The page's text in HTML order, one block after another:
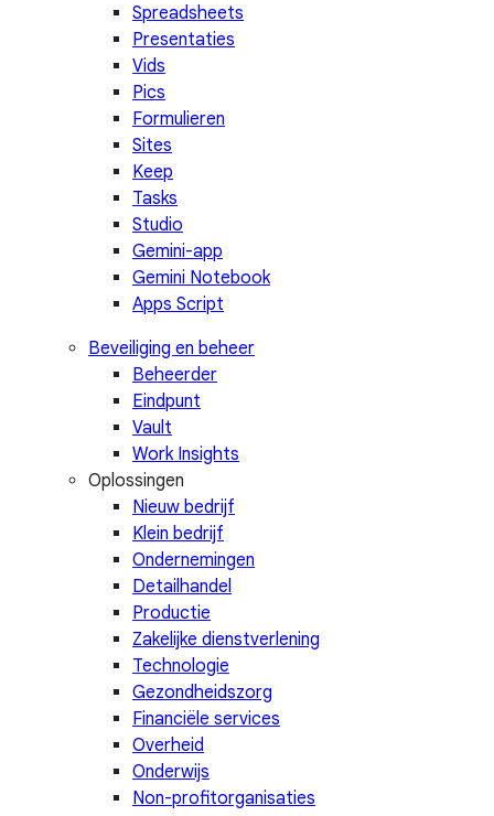
Spreadsheets
Presentaties
Vids
Pics
Formulieren
Sites
Keep
Tasks
Studio
Gemini-app
Gemini Notebook
Apps Script
Beveiliging en beheer
Beheerder
Eindpunt
Vault
Work Insights
Oplossingen
Nieuw bedrijf
Klein bedrijf
Ondernemingen
Detailhandel
Productie
Zakelijke dienstverlening
Technologie
Gezondheidszorg
Financiële services
Overheid
Onderwijs
Non-profitorganisaties